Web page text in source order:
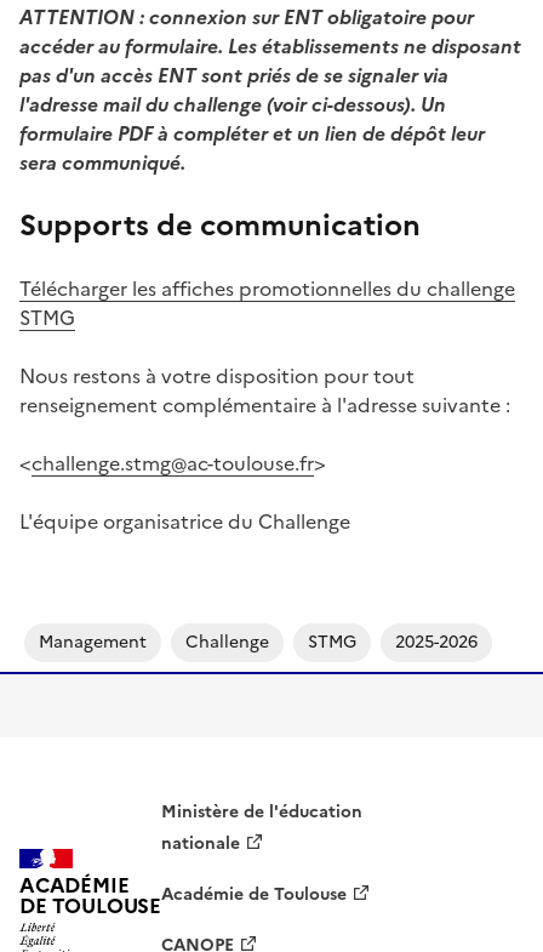
ATTENTION : connexion sur ENT obligatoire pour
accéder au formulaire. Les établissements ne disposant
pas d'un accès ENT sont priés de se signaler via
l'adresse mail du challenge (voir ci-dessous). Un
formulaire PDF à compléter et un lien de dépôt leur
sera communiqué.
Supports de communication
Télécharger les affiches promotionnelles du challenge
STMG
Nous restons à votre disposition pour tout
renseignement complémentaire à l'adresse suivante :
<challenge.stmg@ac-toulouse.fr>
L'équipe organisatrice du Challenge
Management Challenge STMG 2025-2026
ACADÉMIE
DE TOULOUSE
Ministère de l'éducation
nationale
Académie de Toulouse
CANOPE